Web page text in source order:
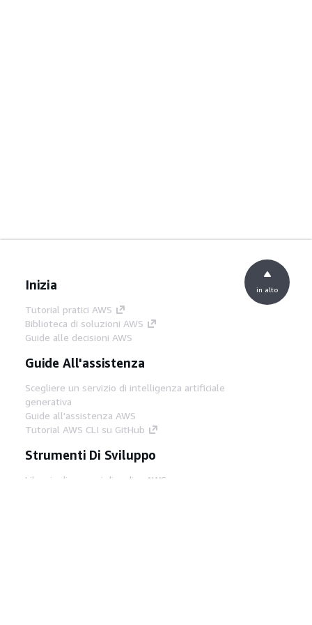
Inizia
Tutorial pratici AWS
Biblioteca di soluzioni AWS
Guide alle decisioni AWS
Guide All'assistenza
Scegliere un servizio di intelligenza artificiale
generativa
Guide all'assistenza AWS
Tutorial AWS CLI su GitHub
Strumenti Di Sviluppo
Libreria di esempi di codice AWS
in alto